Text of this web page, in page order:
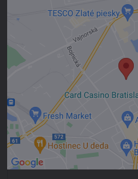
Externý obsah je
Prajete si načítať
Povoliť
Povoliť a zapamätať -
cookie:
Otvoriť obsah v